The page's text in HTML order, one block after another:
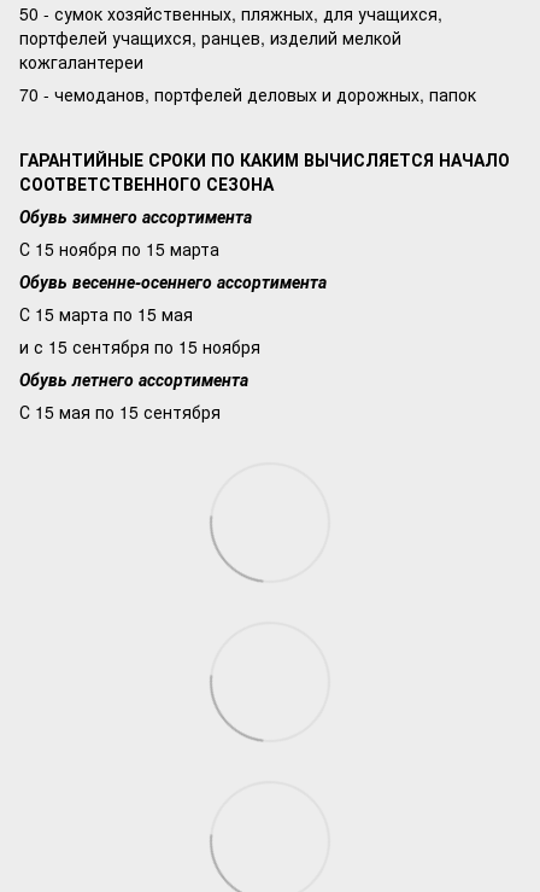
50 - сумок хозяйственных, пляжных, для учащихся,
портфелей учащихся, ранцев, изделий мелкой
кожгалантереи
70 - чемоданов, портфелей деловых и дорожных, папок
ГАРАНТИЙНЫЕ СРОКИ ПО КАКИМ ВЫЧИСЛЯЕТСЯ НАЧАЛО
СООТВЕТСТВЕННОГО СЕЗОНА
Обувь зимнего ассортимента
С 15 ноября по 15 марта
Обувь весенне-осеннего ассортимента
С 15 марта по 15 мая
и с 15 сентября по 15 ноября
Обувь летнего ассортимента
С 15 мая по 15 сентября